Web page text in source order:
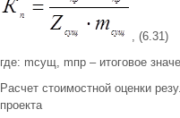
, (6.31)
где: mсущ, mпр – итоговое
Расчет стоимостной оценки
проекта